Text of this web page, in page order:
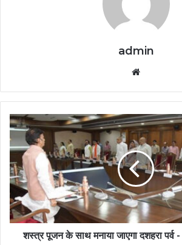
admin
शस्त्र पूजन के साथ मनाया जाएगा दशहरा पर्व